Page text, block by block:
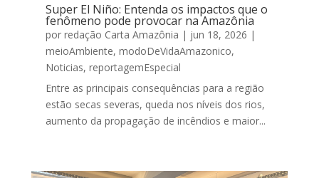
Super El Niño: Entenda os impactos que o
fenômeno pode provocar na Amazônia
por redação Carta Amazônia | jun 18, 2026 |
meioAmbiente, modoDeVidaAmazonico,
Noticias, reportagemEspecial
Entre as principais consequências para a região
estão secas severas, queda nos níveis dos rios,
aumento da propagação de incêndios e maior...